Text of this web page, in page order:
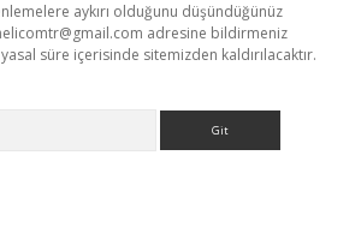
aykırı olduğunu düşündüğünüz
adresine bildirmeniz
süre içerisinde sitemizden kaldırılacaktır.